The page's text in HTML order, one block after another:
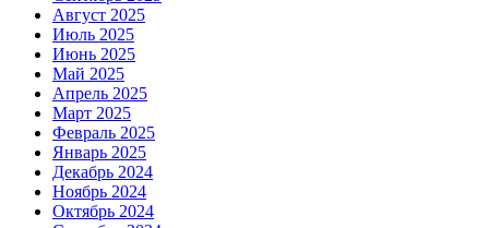
Август 2025
Июль 2025
Июнь 2025
Май 2025
Апрель 2025
Март 2025
Февраль 2025
Январь 2025
Декабрь 2024
Ноябрь 2024
Октябрь 2024